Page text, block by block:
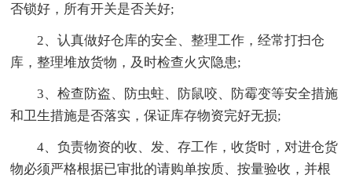
否锁好，所有开关是否关好;
2、认真做好仓库的安全、整理工作，经常打扫仓
库，整理堆放货物，及时检查火灾隐患;
3、检查防盗、防虫蛀、防鼠咬、防霉变等安全措施
和卫生措施是否落实，保证库存物资完好无损;
4、负责物资的收、发、存工作，收货时，对进仓货
物必须严格根据已审批的请购单按质、按量验收，并根